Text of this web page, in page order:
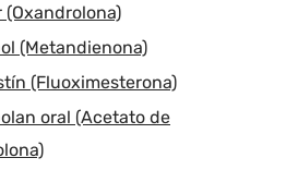
(Oxandrolona)
(Metandienona)
(Fluoximesterona)
oral (Acetato de